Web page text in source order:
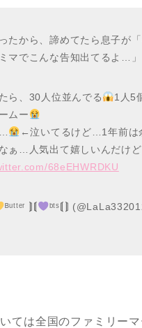
たから、諦めてたら息子が
マでこんな告知出てるよ…」
ら、30人位並んでる
1人5
ムー
←泣いてるけど…1年前は
ぁ…人気出て嬉しいんだけ
68eEHWRDKU
ᴮᵘᵗᵗᵉʳ ⟭⟬
ᵇᵗˢ⟬⟭
ては全国のファミリー